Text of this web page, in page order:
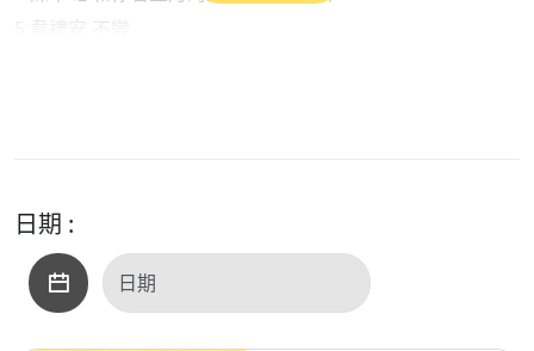
許茹芸 - 一首雲的時間
楊勝賢 - 你喜歡的歌我都會唱
合唱 - SUPER TEACHER
Barry Chen - Came From The Struggle
日期 :